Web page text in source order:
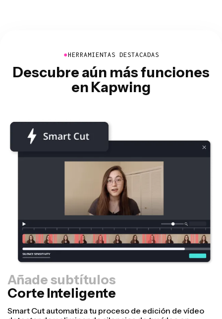
●HERRAMIENTAS DESTACADAS
Descubre aún más funciones
en Kapwing
Añade subtítulos
Corte Inteligente
Redimensionador